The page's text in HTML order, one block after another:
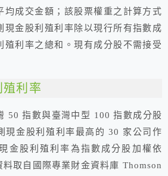
均成交金額；該股票權重之計算方式
現金股利殖利率除以現行所有指數成
殖利率之總和。現有成分股不需接受
殖利率
50 指數與臺灣中型 100 指數成分股
現金股利殖利率最高的 30 家公司作
金股利殖利率為指數成分股加權依
取自國際專業財金資料庫 Thomson